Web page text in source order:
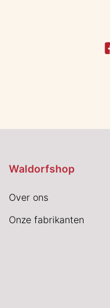
Waldorfshop
Over ons
Onze fabrikanten